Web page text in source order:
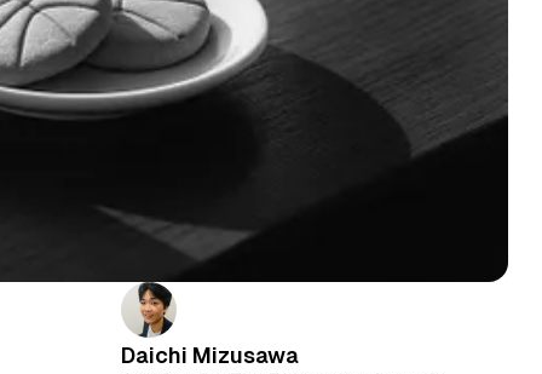
Daichi Mizusawa